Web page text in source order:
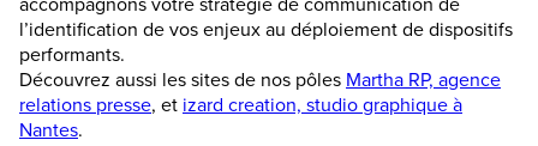
l’identification de vos enjeux au déploiement de dispositifs
performants.
Découvrez aussi les sites de nos pôles Martha RP, agence
relations presse, et izard creation, studio graphique à
Nantes.